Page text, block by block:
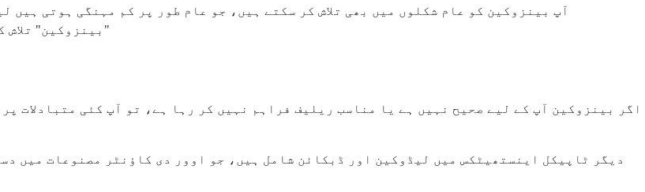
آپ بینزوکین کو عام شکلوں میں بھی تلاش کر سکتے ہیں، جو عام طور پر کم مہنگی ہوتی
"بینزوکین" تلاش
اگر بینزوکین آپ کے لیے صحیح نہیں ہے یا مناسب ریلیف فراہم نہیں کر رہا ہے، تو آپ کئی متبادلات
دیگر ٹاپیکل اینستھیٹکس میں لیڈوکین اور ڈبکائن شامل ہیں، جو اوور دی کاؤنٹر مصنوعات میں